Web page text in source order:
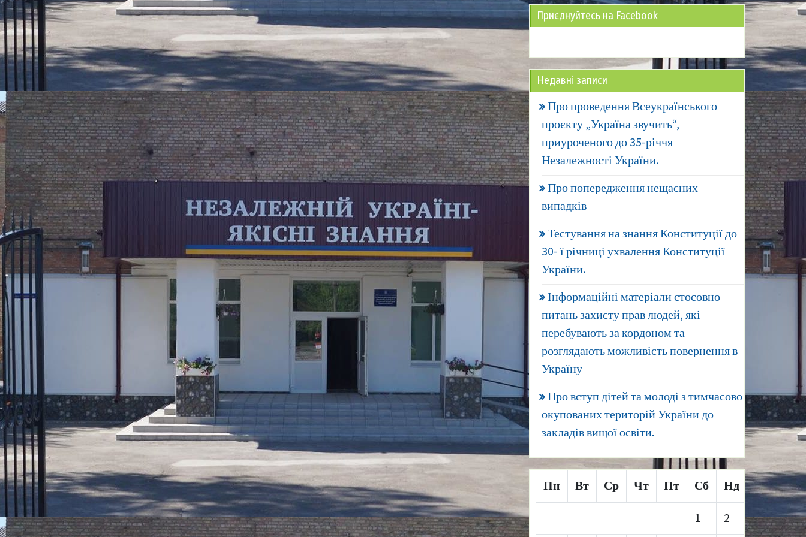
Приєднуйтесь на Facebook
Недавні записи
Про проведення Всеукраїнського
проєкту „Україна звучить“,
приуроченого до 35-річчя
Незалежності України.
Про попередження нещасних
випадків
Тестування на знання Конституції до
30- ї річниці ухвалення Конституції
України.
Інформаційні матеріали стосовно
питань захисту прав людей, які
перебувають за кордоном та
розглядають можливість повернення в
Україну
Про вступ дітей та молоді з тимчасово
окупованих територій України до
закладів вищої освіти.
Пн Вт Ср Чт Пт Сб Нд
1 2